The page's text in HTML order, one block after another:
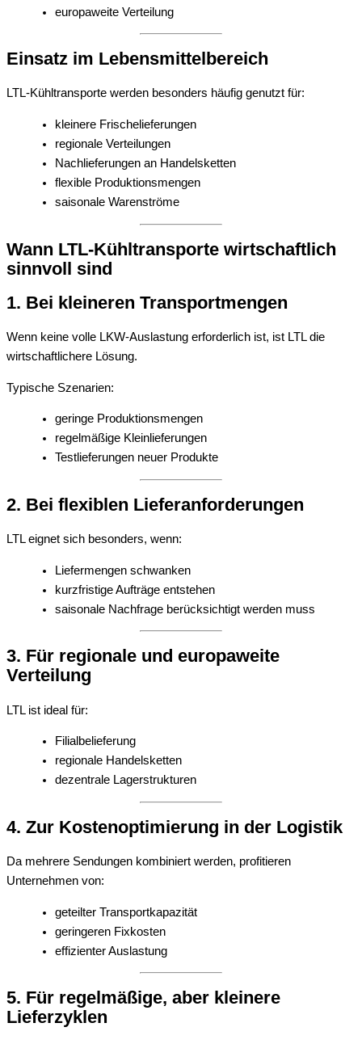
europaweite Verteilung
Einsatz im Lebensmittelbereich
LTL-Kühltransporte werden besonders häufig genutzt für:
kleinere Frischelieferungen
regionale Verteilungen
Nachlieferungen an Handelsketten
flexible Produktionsmengen
saisonale Warenströme
Wann LTL-Kühltransporte wirtschaftlich
sinnvoll sind
1. Bei kleineren Transportmengen
Wenn keine volle LKW-Auslastung erforderlich ist, ist LTL die
wirtschaftlichere Lösung.
Typische Szenarien:
geringe Produktionsmengen
regelmäßige Kleinlieferungen
Testlieferungen neuer Produkte
2. Bei flexiblen Lieferanforderungen
LTL eignet sich besonders, wenn:
Liefermengen schwanken
kurzfristige Aufträge entstehen
saisonale Nachfrage berücksichtigt werden muss
3. Für regionale und europaweite
Verteilung
LTL ist ideal für:
Filialbelieferung
regionale Handelsketten
dezentrale Lagerstrukturen
4. Zur Kostenoptimierung in der Logistik
Da mehrere Sendungen kombiniert werden, profitieren
Unternehmen von:
geteilter Transportkapazität
geringeren Fixkosten
effizienter Auslastung
5. Für regelmäßige, aber kleinere
Lieferzyklen